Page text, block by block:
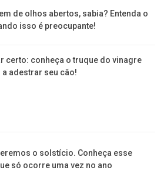
de olhos abertos, sabia? Entenda o
isso é preocupante!
certo: conheça o truque do vinagre
a adestrar seu cão!
o solstício. Conheça esse
só ocorre uma vez no ano